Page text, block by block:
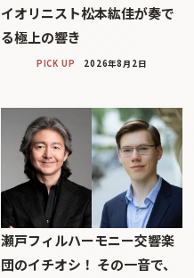
イオリニスト松本紘佳が奏で
る極上の響き
PICK UP 2026年8月2日
瀬戸フィルハーモニー交響楽
団のイチオシ！ その一音で、